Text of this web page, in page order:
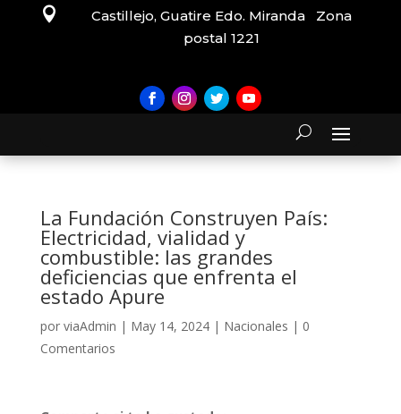

Castillejo, Guatire Edo. Miranda Zona
postal 1221
La Fundación Construyen País:
Electricidad, vialidad y
combustible: las grandes
deficiencias que enfrenta el
estado Apure
por viaAdmin | May 14, 2024| Nacionales | 0
Comentarios